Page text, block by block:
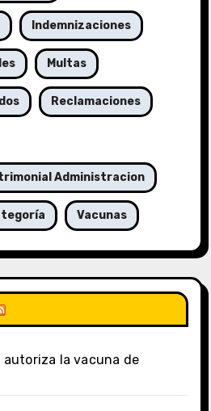
Indemnizaciones
Multas
Reclamaciones
Administracion
Vacunas
autoriza la vacuna de